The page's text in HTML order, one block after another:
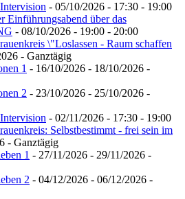
- 05/10/2026 - 17:30 - 19:00
Einführungsabend über das
- 08/10/2026 - 19:00 - 20:00
\"Loslassen - Raum schaffen
- Ganztägig
1 - 16/10/2026 - 18/10/2026 -
2 - 23/10/2026 - 25/10/2026 -
- 02/11/2026 - 17:30 - 19:00
Selbstbestimmt - frei sein im
- Ganztägig
1 - 27/11/2026 - 29/11/2026 -
2 - 04/12/2026 - 06/12/2026 -